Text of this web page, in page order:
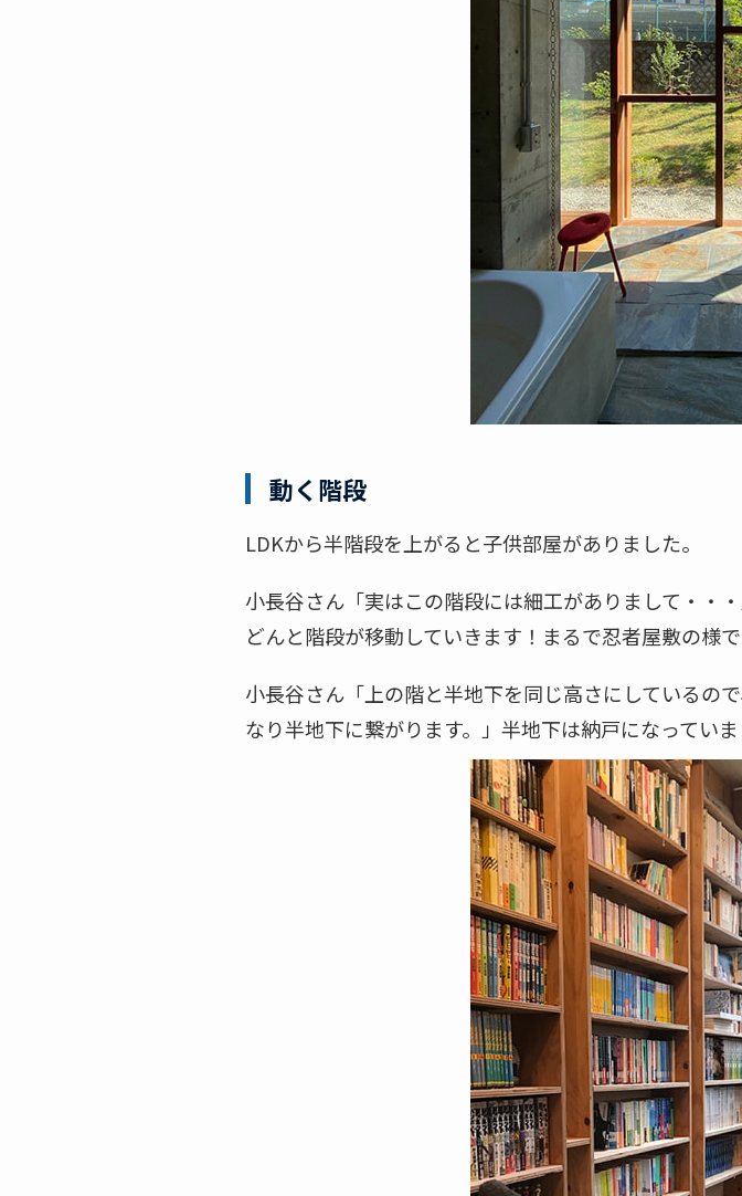
動く階段
LDKから半階段を上がると子供部屋がありました。
小長谷さん「実はこの階段には細工がありまして・・
どんと階段が移動していきます！まるで忍者屋敷の様で
小長谷さん「上の階と半地下を同じ高さにしているの
なり半地下に繋がります。」半地下は納戸になってい